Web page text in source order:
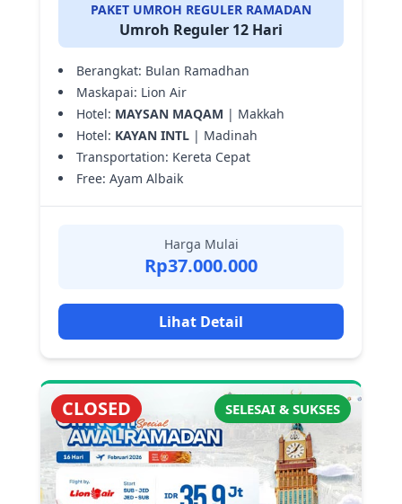
PAKET UMROH REGULER RAMADAN
Umroh Reguler 12 Hari
Berangkat: Bulan Ramadhan
Maskapai: Lion Air
Hotel: MAYSAN MAQAM | Makkah
Hotel: KAYAN INTL | Madinah
Transportation: Kereta Cepat
Free: Ayam Albaik
Harga Mulai
Rp37.000.000
Lihat Detail
CLOSED SELESAI & SUKSES